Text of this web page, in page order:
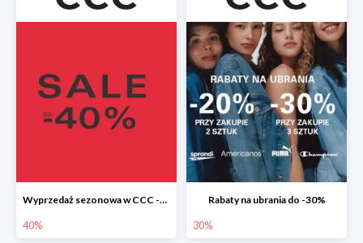
Wyprzedaż sezonowa w CCC -40%
40%
Rabaty na ubrania do -30%
30%